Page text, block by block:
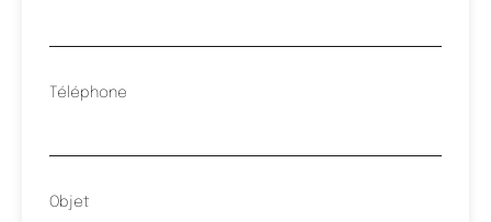
Téléphone
Objet